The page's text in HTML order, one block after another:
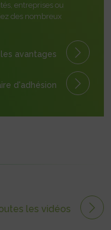
entreprises ou
des nombreux
avantages
d'adhésion
les vidéos